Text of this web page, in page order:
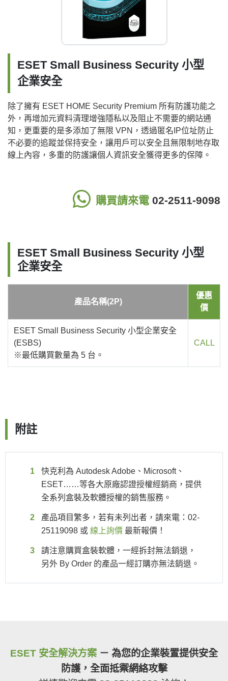
ESET Small Business Security 小型
企業安全
除了擁有 ESET HOME Security Premium 所有防護功能之
外，再增加元資料清理增強隱私以及阻止不需要的網站通
知，更重要的是多添加了無限 VPN，透過匿名IP位址防止
不必要的追蹤並保持安全，讓用戶可以安全且無限制地存取
線上內容，多重的防護讓個人資訊安全獲得更多的保障。
購買請來電 02-2511-9098
ESET Small Business Security 小型
企業安全
產品名稱(2P)
優惠
價
ESET Small Business Security 小型企業安全
(ESBS)
※最低購買數量為 5 台。
CALL
附註
快克利為 Autodesk Adobe、Microsoft、
ESET……等各大原廠認證授權經銷商，提供
全系列盒裝及軟體授權的銷售服務。
產品項目繁多，若有未列出者，請來電：02-
25119098 或 線上詢價 最新報價！
請注意購買盒裝軟體，一經拆封無法銷退，
另外 By Order 的產品一經訂購亦無法銷退。
ESET 安全解決方案 － 為您的企業裝置提供安全
防護，全面抵禦網絡攻擊